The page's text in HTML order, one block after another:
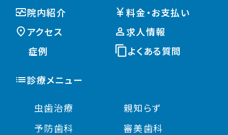
院内紹介
料金・お支払い
アクセス
求人情報
症例
よくある質問
診療メニュー
虫歯治療
予防歯科
親知らず
審美歯科